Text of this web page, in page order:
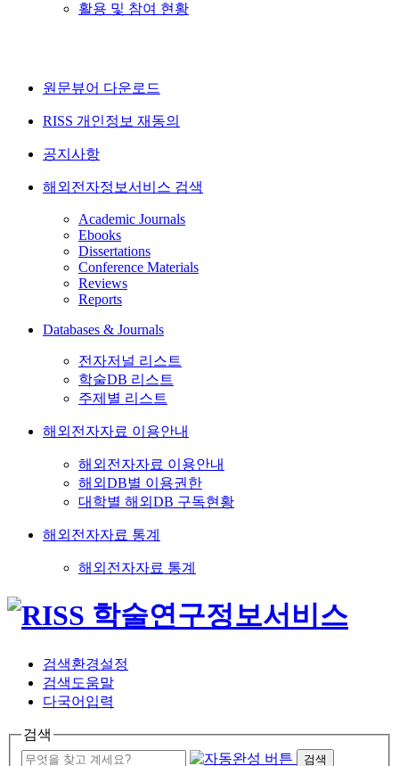
활용 및 참여 현황
원문뷰어 다운로드
RISS 개인정보 재동의
공지사항
해외전자정보서비스 검색
Academic Journals
Ebooks
Dissertations
Conference Materials
Reviews
Reports
Databases & Journals
전자저널 리스트
학술DB 리스트
주제별 리스트
해외전자자료 이용안내
해외전자자료 이용안내
해외DB별 이용권한
대학별 해외DB 구독현황
해외전자자료 통계
해외전자자료 통계
검색환경설정
검색도움말
다국어입력
검색
검색